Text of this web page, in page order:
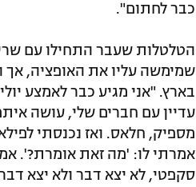
כבר לחתום".
הטלטלות שעבר התחילו עם
שמימשה עליו את האופציה, אך
בארץ. "אני מגיע כבר לאמצע
עדיין עם חברים שלי, עושה
מספיק, חלאס. ואז נכנסתי
אמרתי לו: 'מה זאת אומרת?'.
סקפטי, לא יצא דבר ולא יצא